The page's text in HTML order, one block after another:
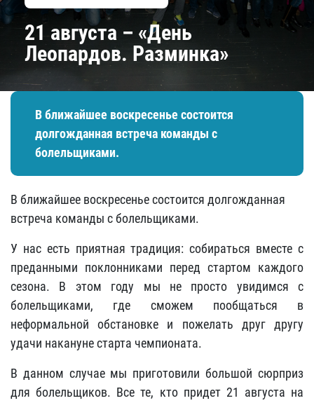
21 августа – «День
Леопардов. Разминка»
В ближайшее воскресенье состоится
долгожданная встреча команды с
болельщиками.
В ближайшее воскресенье состоится долгожданная
встреча команды с болельщиками.
У нас есть приятная традиция: собираться вместе с
преданными поклонниками перед стартом каждого
сезона. В этом году мы не просто увидимся с
болельщиками, где сможем пообщаться в
неформальной обстановке и пожелать друг другу
удачи накануне старта чемпионата.
В данном случае мы приготовили большой сюрприз
для болельщиков. Все те, кто придет 21 августа на